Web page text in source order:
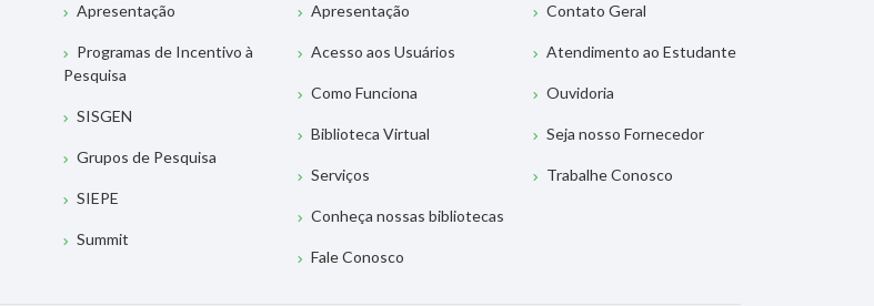
Apresentação
Programas de Incentivo à
Pesquisa
SISGEN
Grupos de Pesquisa
SIEPE
Summit
Apresentação
Acesso aos Usuários
Como Funciona
Biblioteca Virtual
Serviços
Conheça nossas bibliotecas
Fale Conosco
Contato Geral
Atendimento ao Estudante
Ouvidoria
Seja nosso Fornecedor
Trabalhe Conosco